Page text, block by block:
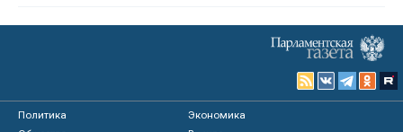
Политика
Экономика